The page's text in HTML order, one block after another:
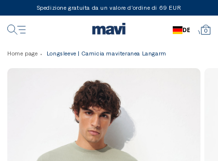
Spedizione gratuita da un valore d'ordine di 69 EUR
0
DE
Home page Longsleeve | Camicia maviteranea Langarm